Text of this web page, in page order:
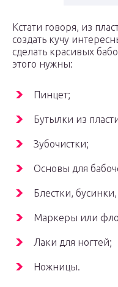
Кстати говоря, из
создать кучу
сделать красивых
этого нужны:
Пинцет;
Бутылки из
Зубочистки;
Основы для
Блестки,
Маркеры или
Лаки для ногтей;
Ножницы.